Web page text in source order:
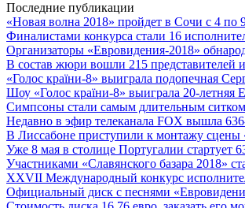
Последние публикации
«Новая волна 2018» пройдет в Сочи с 4 по
Финалистами конкурса стали 16
Организаторы «Евровидения-2018»
В состав жюри вошли 215 представителей
«Голос країни-8» выиграла подопечная
Шоу «Голос країни-8» выиграла 20-летняя
Симпсоны стали самым длительным
Недавно в эфир телеканала FOX вышла
В Лиссабоне приступили к монтажу сцены
Уже 8 мая в столице Португалии
Участниками «Славянского базара 2018»
XXVII Международный конкурс
Официальный диск с песнями